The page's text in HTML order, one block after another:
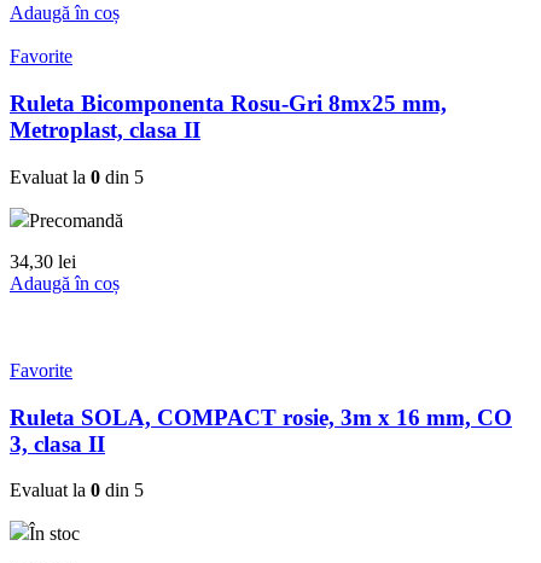
Adaugă în coș
Favorite
Ruleta Bicomponenta Rosu-Gri 8mx25 mm,
Metroplast, clasa II
Evaluat la 0 din 5
Precomandă
34,30 lei
Adaugă în coș
Favorite
Ruleta SOLA, COMPACT rosie, 3m x 16 mm, CO
3, clasa II
Evaluat la 0 din 5
În stoc